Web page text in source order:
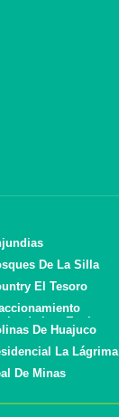
De La Silla
El Tesoro
Los Encinos
De Huajuco
La Lágrima
De Minas